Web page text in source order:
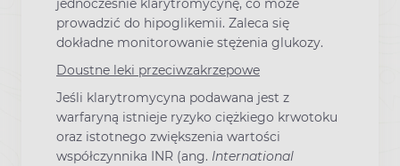
prowadzić do hipoglikemii. Zaleca się
dokładne monitorowanie stężenia glukozy.
Doustne leki przeciwzakrzepowe
Jeśli klarytromycyna podawana jest z
warfaryną istnieje ryzyko ciężkiego krwotoku
oraz istotnego zwiększenia wartości
współczynnika INR (ang. International